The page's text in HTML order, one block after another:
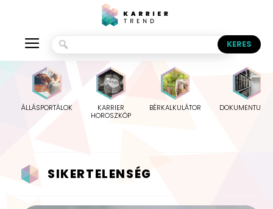
ÁLLÁSPORTÁLOK
KARRIER
HOROSZKÓP
BÉRKALKULÁTOR
SIKERTELENSÉG